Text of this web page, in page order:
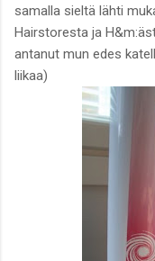
samalla sieltä lähti
Hairstoresta ja
antanut mun edes
liikaa)